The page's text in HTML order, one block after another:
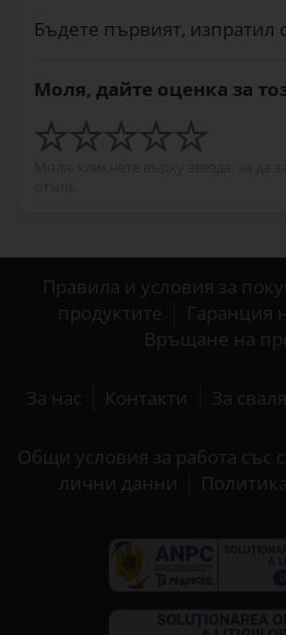
Бъдете първият, изпратил
Моля, дайте оценка за
Правила и условия за
продуктите
Гаранция
Връщане на
За нас Контакти За
Общи условия за работа със
лични данни